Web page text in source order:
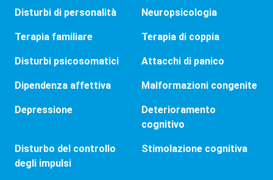
Disturbi di personalità Neuropsicologia
Terapia familiare Terapia di coppia
Disturbi psicosomatici Attacchi di panico
Dipendenza affettiva Malformazioni congenite
Depressione
Deterioramento
cognitivo
Disturbo del controllo
degli impulsi
Stimolazione cognitiva